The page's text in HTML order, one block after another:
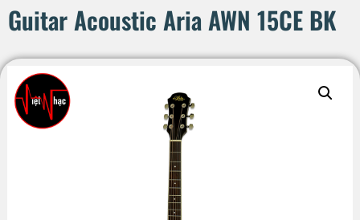
Guitar Acoustic Aria AWN 15CE BK